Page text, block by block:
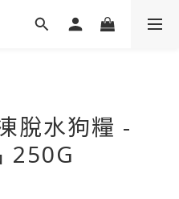
脫水狗糧 -
250G